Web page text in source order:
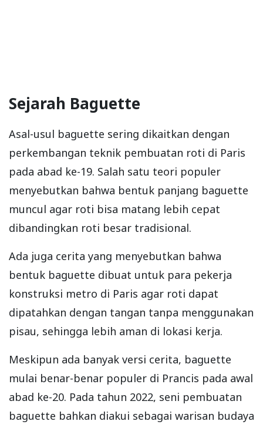
Sejarah Baguette
Asal-usul baguette sering dikaitkan dengan
perkembangan teknik pembuatan roti di Paris
pada abad ke-19. Salah satu teori populer
menyebutkan bahwa bentuk panjang baguette
muncul agar roti bisa matang lebih cepat
dibandingkan roti besar tradisional.
Ada juga cerita yang menyebutkan bahwa
bentuk baguette dibuat untuk para pekerja
konstruksi metro di Paris agar roti dapat
dipatahkan dengan tangan tanpa menggunakan
pisau, sehingga lebih aman di lokasi kerja.
Meskipun ada banyak versi cerita, baguette
mulai benar-benar populer di Prancis pada awal
abad ke-20. Pada tahun 2022, seni pembuatan
baguette bahkan diakui sebagai warisan budaya